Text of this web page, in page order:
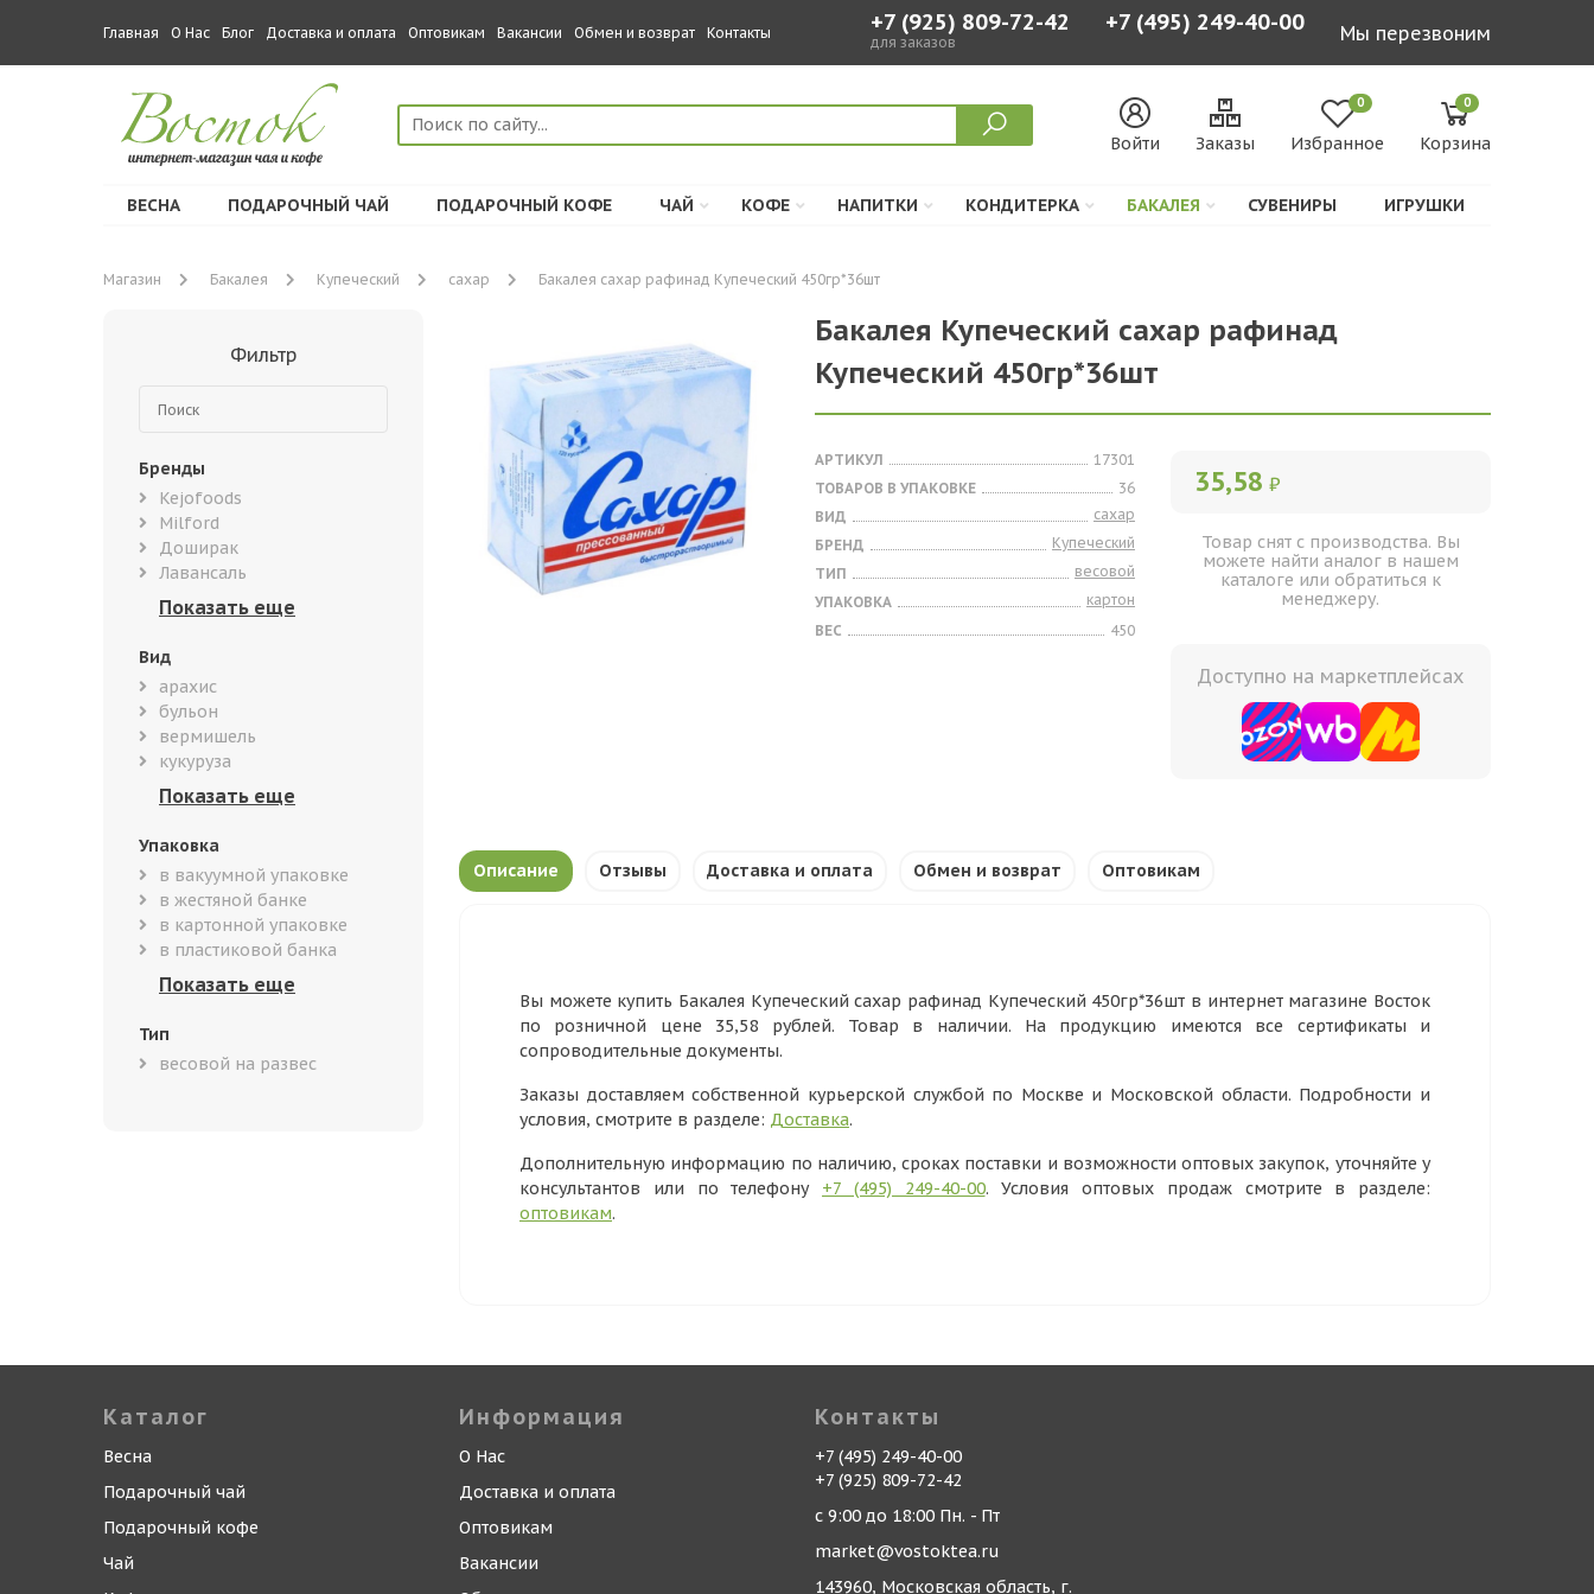
Главная О Нас Блог Доставка и оплата Оптовикам Вакансии Обмен и возврат Контакты +7 (925) 809-72-42
для заказов
+7 (495) 249-40-00 Мы перезвоним
Войти Заказы
0
Избранное
0
Корзина
ВЕСНА ПОДАРОЧНЫЙ ЧАЙ ПОДАРОЧНЫЙ КОФЕ ЧАЙ КОФЕ НАПИТКИ КОНДИТЕРКА БАКАЛЕЯ СУВЕНИРЫ ИГРУШКИ
Магазин Бакалея Купеческий сахар Бакалея сахар рафинад Купеческий 450гр*36шт
Фильтр
Бренды
Kejofoods
Milford
Доширак
Лавансаль
Вид
арахис
бульон
вермишель
кукуруза
Упаковка
в вакуумной упаковке
в жестяной банке
в картонной упаковке
в пластиковой банка
Тип
весовой на развес
Бакалея Купеческий сахар рафинад
Купеческий 450гр*36шт
АРТИКУЛ
17301
ТОВАРОВ В УПАКОВКЕ
36
ВИД
сахар
БРЕНД
Купеческий
ТИП
весовой
УПАКОВКА
картон
ВЕС
450
35,58 ₽
Товар снят с производства. Вы
можете найти аналог в нашем
каталоге или обратиться к
менеджеру.
Доступно на маркетплейсах
Описание Отзывы Доставка и оплата Обмен и возврат Оптовикам
Вы можете купить Бакалея Купеческий сахар рафинад Купеческий 450гр*36шт в интернет магазине Восток
по розничной цене 35,58 рублей. Товар в наличии. На продукцию имеются все сертификаты и
сопроводительные документы.
Заказы доставляем собственной курьерской службой по Москве и Московской области. Подробности и
условия, смотрите в разделе: Доставка.
Дополнительную информацию по наличию, сроках поставки и возможности оптовых закупок, уточняйте у
консультантов или по телефону +7 (495) 249-40-00. Условия оптовых продаж смотрите в разделе:
оптовикам.
Каталог
Весна
Подарочный чай
Подарочный кофе
Чай
Информация
О Нас
Доставка и оплата
Оптовикам
Вакансии
Контакты
+7 (495) 249-40-00
+7 (925) 809-72-42
с 9:00 до 18:00 Пн. - Пт
market@vostoktea.ru
143960, Московская область, г.